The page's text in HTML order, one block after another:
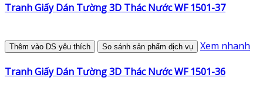
Tranh Giấy Dán Tường 3D Thác Nước WF 1501-37
Thêm vào DS yêu thích So sánh sản phẩm dịch vụ Xem nhanh
Tranh Giấy Dán Tường 3D Thác Nước WF 1501-36